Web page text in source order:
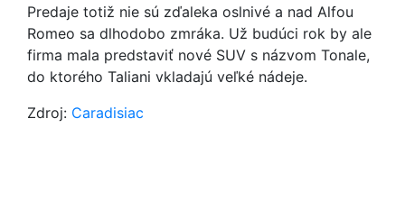
Predaje totiž nie sú zďaleka oslnivé a nad Alfou
Romeo sa dlhodobo zmráka. Už budúci rok by ale
firma mala predstaviť nové SUV s názvom Tonale,
do ktorého Taliani vkladajú veľké nádeje.
Zdroj: Caradisiac